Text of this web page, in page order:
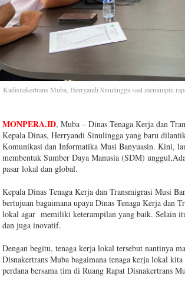
Kadisnakertrans Muba, Herryandi Sinulingga saat memimpin
MONPERA.ID, Muba – Dinas Tenaga Kerja dan
Kepala Dinas, Herryandi Sinulingga yang baru
Komunikasi dan Informatika Musi Banyuasin. Kini,
membentuk Sumber Daya Manusia (SDM)
pasar lokal dan global.
Kepala Dinas Tenaga Kerja dan Transmigrasi Musi
bertujuan bagaimana upaya Dinas Tenaga Kerja dan
lokal agar memiliki keterampilan yang baik. Selain
dan juga inovatif.
Dengan begitu, tenaga kerja lokal tersebut nantinya
Disnakertrans Muba bagaimana tenaga kerja lokal
perdana bersama tim di Ruang Rapat Disnakertrans